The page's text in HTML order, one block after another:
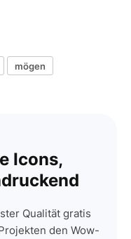
mögen
Icons,
Qualität gratis
den Wow-